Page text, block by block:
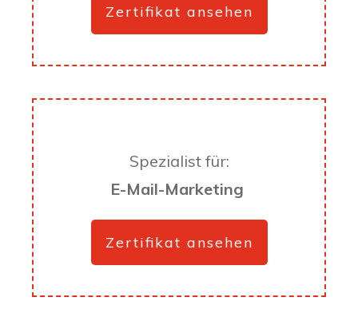
Zertifikat ansehen
Spezialist für:
E-Mail-Marketing
Zertifikat ansehen